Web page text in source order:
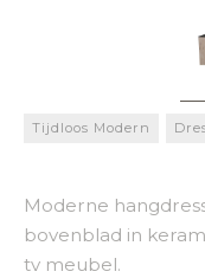
Tijdloos Modern
Moderne
bovenblad in
tv meubel.